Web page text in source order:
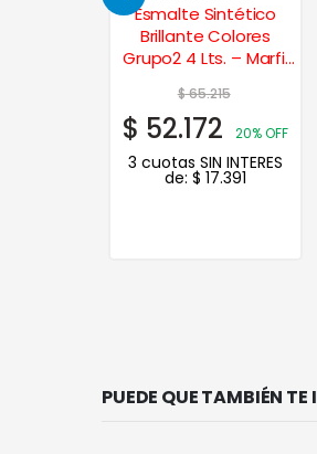
Esmalte Sintético
Brillante Colores
Grupo2 4 Lts. – Marfil
$65.215
$ 52.172 20% OFF
3 cuotas SIN INTERES
de: $ 17.391
PUEDE QUE TAMBIÉN TE